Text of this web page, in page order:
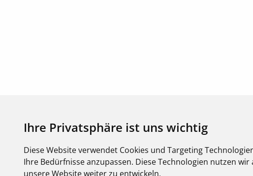
Ihre Privatsphäre ist uns wichtig
Diese Website verwendet Cookies und Targeting
Ihre Bedürfnisse anzupassen. Diese Technologien nutzen
unsere Website weiter zu entwickeln.
Copyright FEGIME Deutschland – 2001 - 2026
© Bitte beachten Sie: Die Artikelbilder unserer Lieferanten sind